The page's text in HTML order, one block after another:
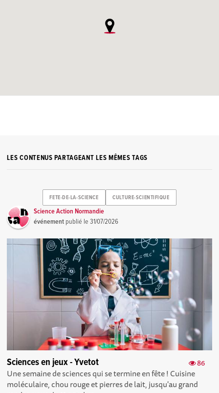
LES CONTENUS PARTAGEANT LES MÊMES TAGS
FETE-DE-LA-SCIENCE CULTURE-SCIENTIFIQUE
Science Action Normandie
événement publié le31/07/2026
86
Sciences en jeux - Yvetot
Une semaine de sciences qui se termine en fête ! Cuisine
moléculaire, chou rouge et pierres de lait, jusqu'au grand